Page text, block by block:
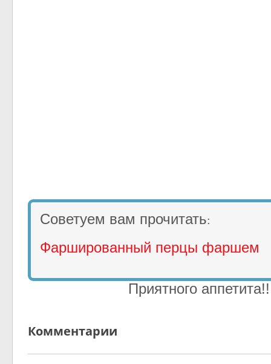
Советуем вам прочитать:
Фаршированный перцы фаршем
Приятного
Комментарии